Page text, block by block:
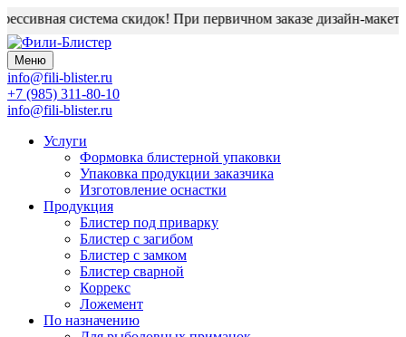
система скидок! При первичном заказе дизайн-макет
Меню
info@fili-blister.ru
+7 (985) 311-80-10
info@fili-blister.ru
Услуги
Формовка блистерной упаковки
Упаковка продукции заказчика
Изготовление оснастки
Продукция
Блистер под приварку
Блистер с загибом
Блистер с замком
Блистер сварной
Коррекс
Ложемент
По назначению